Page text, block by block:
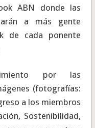
ABN donde las
a más gente
de cada ponente
por las
(fotografías:
a los miembros
Sostenibilidad,